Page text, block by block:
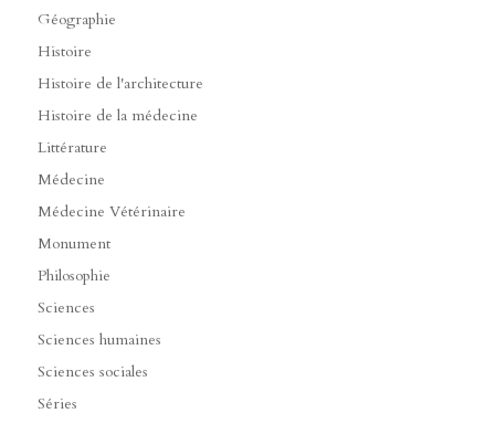
Géographie
Histoire
Histoire de l'architecture
Histoire de la médecine
Littérature
Médecine
Médecine Vétérinaire
Monument
Philosophie
Sciences
Sciences humaines
Sciences sociales
Séries